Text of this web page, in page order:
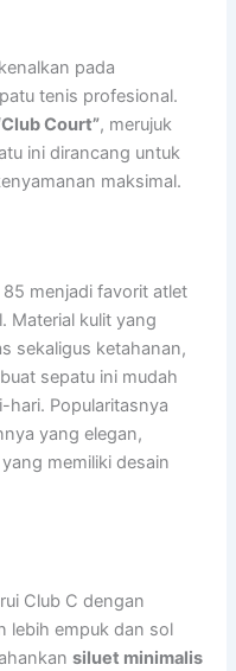
pada
tenis profesional.
Court”, merujuk
ini dirancang untuk
maksimal.
menjadi favorit atlet
Material kulit yang
sekaligus ketahanan,
sepatu ini mudah
hari. Popularitasnya
yang elegan,
memiliki desain
Club C dengan
lebih empuk dan sol
siluet minimalis